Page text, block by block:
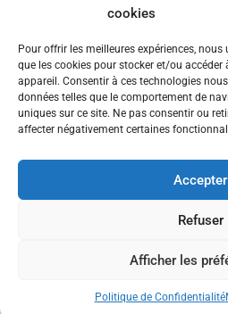
cookies
Pour offrir les meilleures expériences,
que les cookies pour stocker et/ou
appareil. Consentir à ces technologies
données telles que le comportement de
uniques sur ce site. Ne pas consentir ou
affecter négativement certaines
Accepter
Refuser
Afficher les
Politique de Confidentialité
•